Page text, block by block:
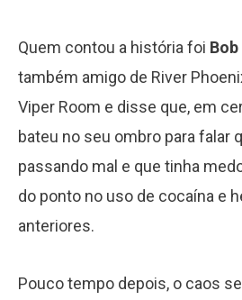
Quem contou a história foi
também amigo de River
Viper Room e disse que, em
bateu no seu ombro para falar
passando mal e que tinha
do ponto no uso de cocaína e
anteriores.
Pouco tempo depois, o caos